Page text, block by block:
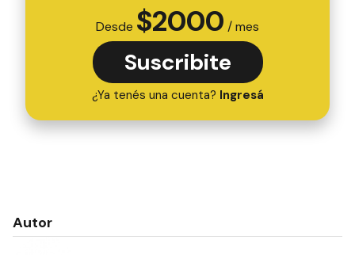
Desde $2000 / mes
Suscribite
¿Ya tenés una cuenta? Ingresá
Autor